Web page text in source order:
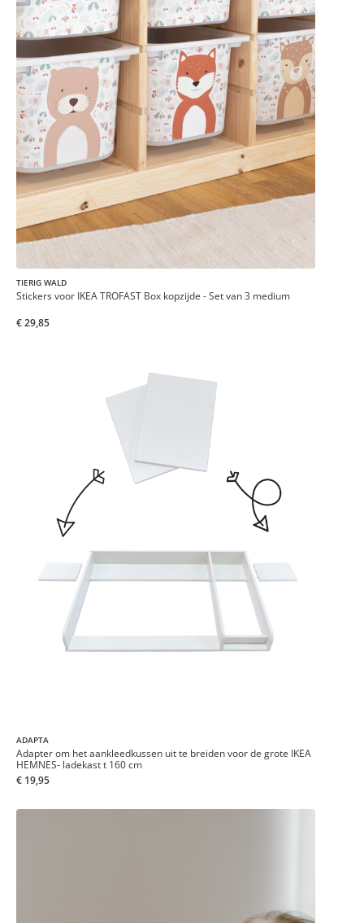
TIERIG WALD
Stickers voor IKEA TROFAST Box kopzijde - Set van 3 medium
€ 29,85
ADAPTA
Adapter om het aankleedkussen uit te breiden voor de grote IKEA
HEMNES- ladekast t 160 cm
€ 19,95